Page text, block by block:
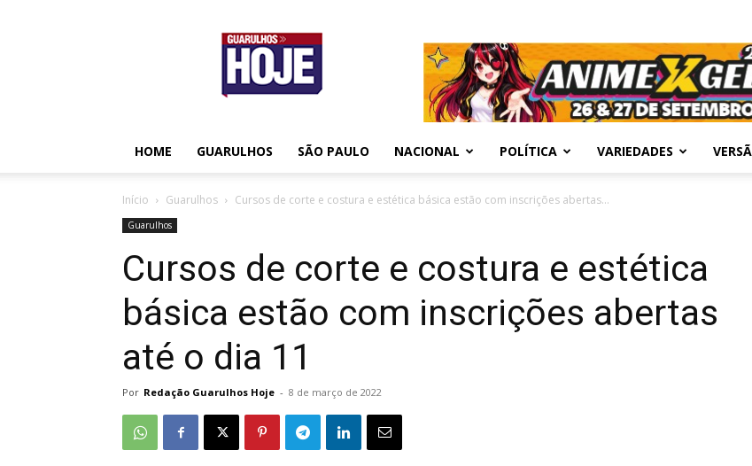
Guarulhos
Hoje
HOME GUARULHOS SÃO PAULO NACIONAL POLÍTICA VARIEDADES
Início Guarulhos Cursos de corte e costura e estética básica estão com inscrições abertas...
Guarulhos
Cursos de corte e costura e estética
básica estão com inscrições abertas
até o dia 11
Por Redação Guarulhos Hoje - 8 de março de 2022